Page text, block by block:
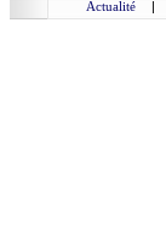
Actualité |